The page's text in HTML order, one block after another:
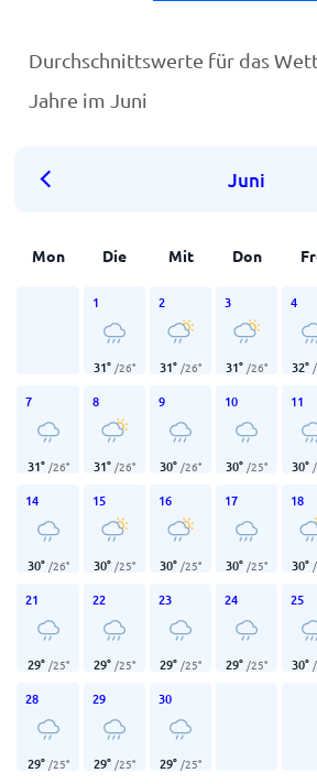
Durchschnittswerte für das
Jahre im Juni
Juni
Mon Die Mit Don
1
31° /26°
2
31° /26°
3
31° /26°
4
32° /
7
31° /26°
8
31° /26°
9
30° /26°
10
30° /25°
11
30° /
14
30° /26°
15
30° /25°
16
30° /25°
17
30° /25°
18
30° /
21
29° /25°
22
29° /25°
23
29° /25°
24
29° /25°
25
30° /
28
29° /25°
29
29° /25°
30
29° /25°